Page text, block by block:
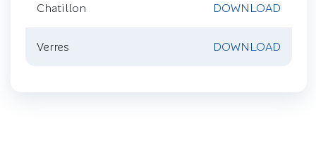
Chatillon DOWNLOAD
Verres DOWNLOAD